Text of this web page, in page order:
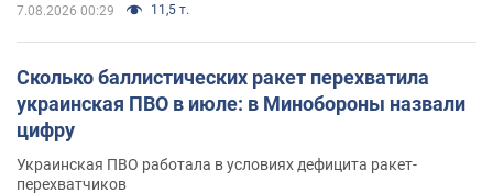
7.08.2026 00:29 11,5 т.
Сколько баллистических ракет перехватила
украинская ПВО в июле: в Минобороны назвали
цифру
Украинская ПВО работала в условиях дефицита ракет-
перехватчиков